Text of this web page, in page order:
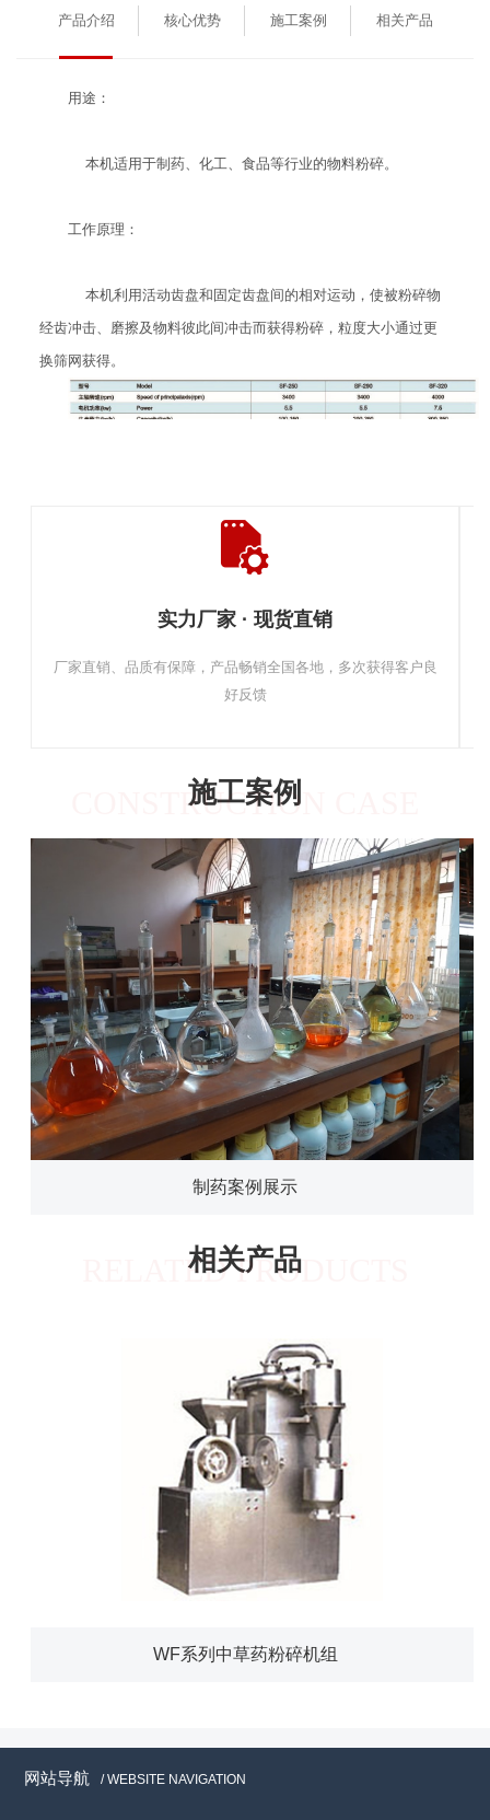
产品介绍 核心优势 施工案例 相关产品
用途：
本机适用于制药、化工、食品等行业的物料粉碎。
工作原理：
本机利用活动齿盘和固定齿盘间的相对运动，使被粉碎物
经齿冲击、磨擦及物料彼此间冲击而获得粉碎，粒度大小通过更
换筛网获得。
实力厂家 · 现货直销
厂家直销、品质有保障，产品畅销全国各地，多次获得客户良
好反馈
施工案例
CONSTRUCTION CASE
制药案例展示
相关产品
RELATED PRODUCTS
WF系列中草药粉碎机组
网站导航 / WEBSITE NAVIGATION